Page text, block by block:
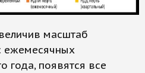
масштаб
ежемесячных
года, появятся все